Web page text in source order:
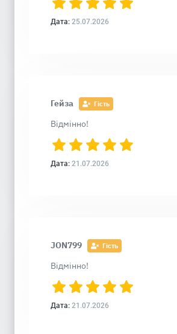
Дата: 25.07.2026
Гейза Гість
Відмінно!
Дата: 21.07.2026
JON799 Гість
Відмінно!
Дата: 21.07.2026